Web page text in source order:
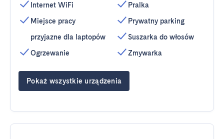
Internet WiFi
Miejsce pracy
przyjazne dla laptopów
Ogrzewanie
Pralka
Prywatny parking
Suszarka do włosów
Zmywarka
Pokaż wszystkie urządzenia